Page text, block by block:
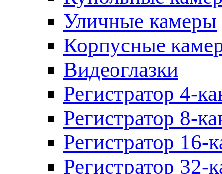
Уличные камеры
Корпусные
Видеоглазки
Регистратор 4-
Регистратор 8-
Регистратор 16-
Регистратор 32-